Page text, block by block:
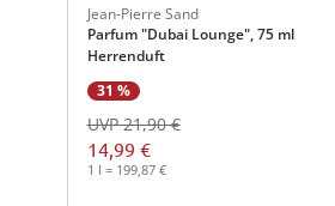
Jean-Pierre Sand
Parfum "Dubai Lounge", 75 ml
Herrenduft
31 %
14,99 €
UVP 21,90 €
1 l = 199,87 €